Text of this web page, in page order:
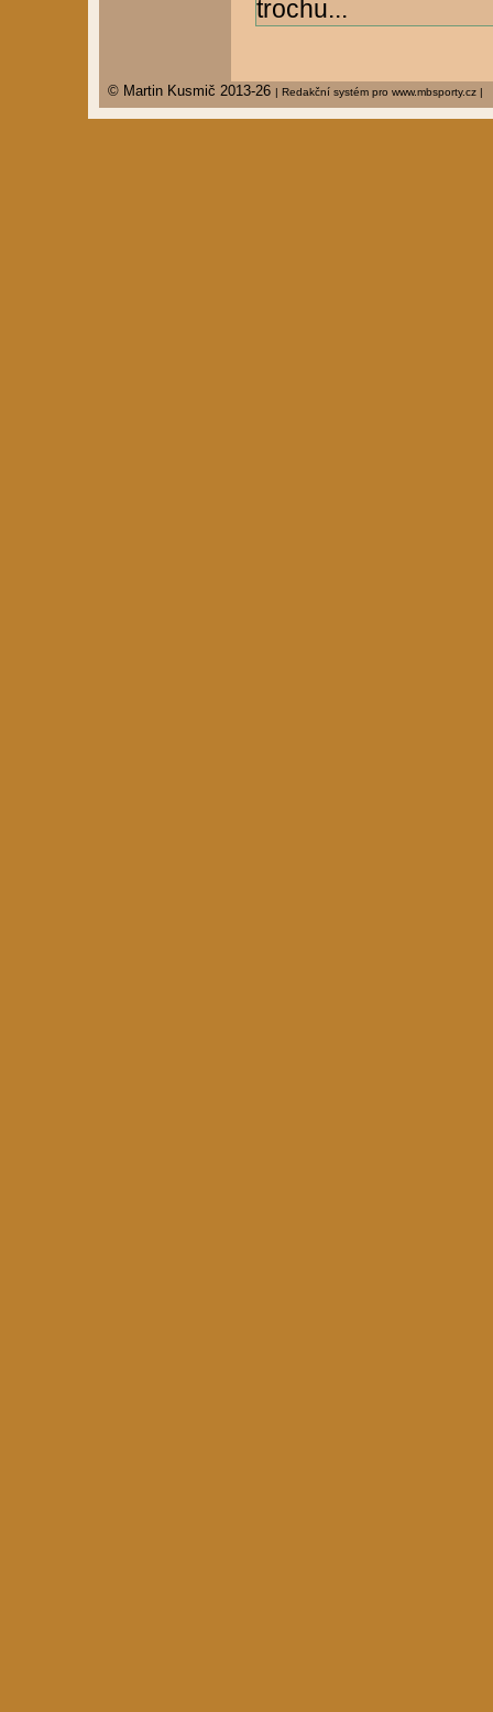
trochu...
© Martin Kusmič 2013-26 | Redakční systém pro www.mbsporty.cz |